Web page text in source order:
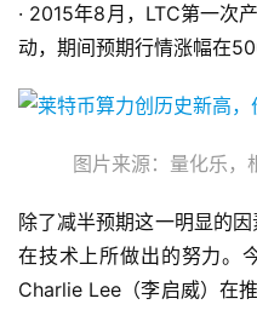
· 2015年8月，LTC第一次
动，期间预期行情涨幅在
图片来源：量化乐
除了减半预期这一明显的
在技术上所做出的努力。
Charlie Lee（李启威）在